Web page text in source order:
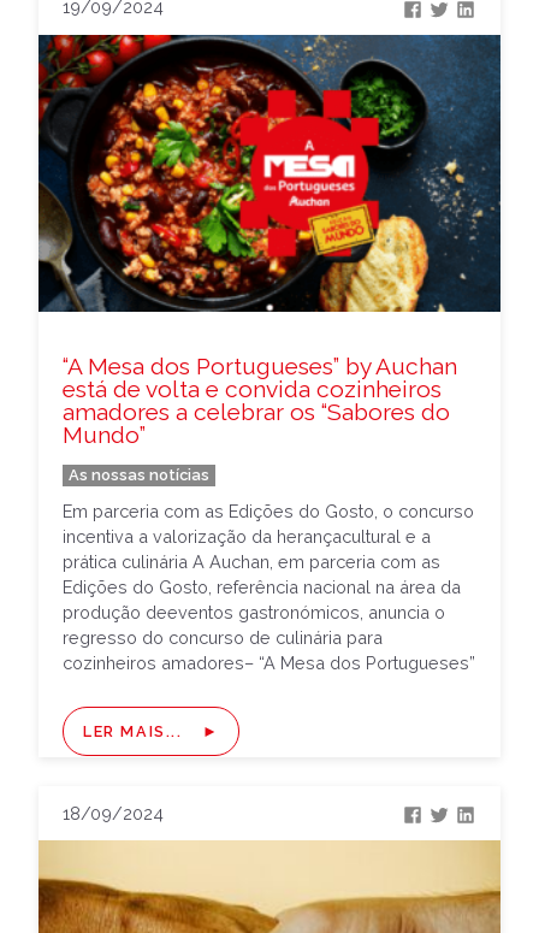
19/09/2024
“A Mesa dos Portugueses” by Auchan
está de volta e convida cozinheiros
amadores a celebrar os “Sabores do
Mundo”
As nossas notícias
Em parceria com as Edições do Gosto, o concurso
incentiva a valorização da herançacultural e a
prática culinária A Auchan, em parceria com as
Edições do Gosto, referência nacional na área da
produção deeventos gastronómicos, anuncia o
regresso do concurso de culinária para
cozinheiros amadores– “A Mesa dos Portugueses”
LER MAIS...
18/09/2024